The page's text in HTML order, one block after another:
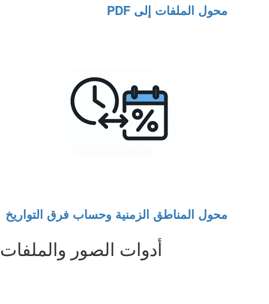
محول الملفات إلى PDF
محول المناطق الزمنية وحساب فرق التواريخ
أدوات الصور والملفات